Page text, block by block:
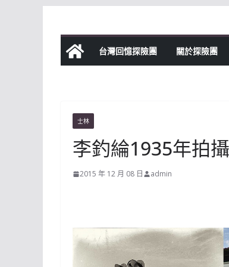
content
台灣回憶探險團 關於探險團
士林
李釣綸1935年拍
2015 年 12 月 08 日 admin